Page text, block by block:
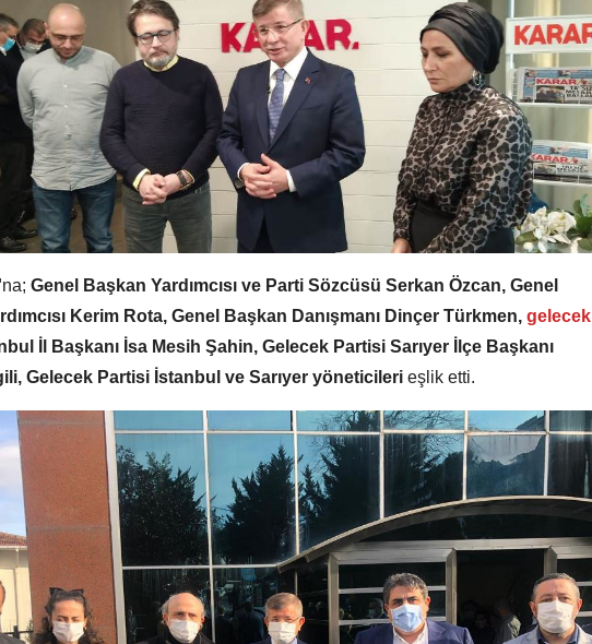
na; Genel Başkan Yardımcısı ve Parti Sözcüsü Serkan Özcan, Genel
Kerim Rota, Genel Başkan Danışmanı Dinçer Türkmen, gelecek
İl Başkanı İsa Mesih Şahin, Gelecek Partisi Sarıyer İlçe Başkanı
Gelecek Partisi İstanbul ve Sarıyer yöneticileri eşlik etti.